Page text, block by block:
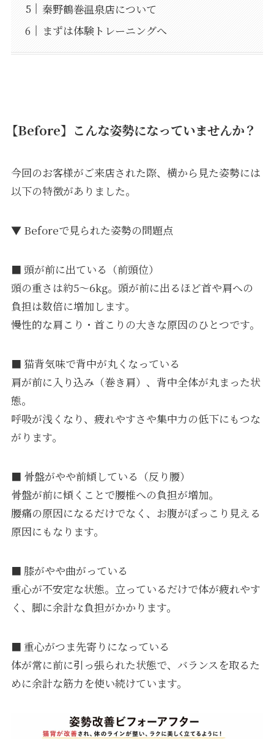
秦野鶴巻温泉店について
まずは体験トレーニングへ
【Before】こんな姿勢になっていませんか？
今回のお客様がご来店された際、横から見た姿勢には
以下の特徴がありました。
▼ Beforeで見られた姿勢の問題点
■ 頭が前に出ている（前頭位）
頭の重さは約5〜6kg。頭が前に出るほど首や肩への
負担は数倍に増加します。
慢性的な肩こり・首こりの大きな原因のひとつです。
■ 猫背気味で背中が丸くなっている
肩が前に入り込み（巻き肩）、背中全体が丸まった状
態。
呼吸が浅くなり、疲れやすさや集中力の低下にもつな
がります。
■ 骨盤がやや前傾している（反り腰）
骨盤が前に傾くことで腰椎への負担が増加。
腰痛の原因になるだけでなく、お腹がぽっこり見える
原因にもなります。
■ 膝がやや曲がっている
重心が不安定な状態。立っているだけで体が疲れやす
く、脚に余計な負担がかかります。
■ 重心がつま先寄りになっている
体が常に前に引っ張られた状態で、バランスを取るた
めに余計な筋力を使い続けています。